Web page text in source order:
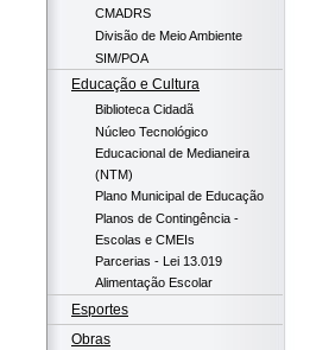
CMADRS
Divisão de Meio Ambiente
SIM/POA
Educação e Cultura
Biblioteca Cidadã
Núcleo Tecnológico
Educacional de Medianeira
(NTM)
Plano Municipal de Educação
Planos de Contingência -
Escolas e CMEIs
Parcerias - Lei 13.019
Alimentação Escolar
Esportes
Obras